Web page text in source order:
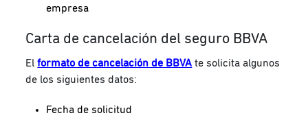
empresa
Carta de cancelación del seguro BBVA
Elformato de cancelación de BBVA te solicita algunos
de los siguientes datos:
Fecha de solicitud